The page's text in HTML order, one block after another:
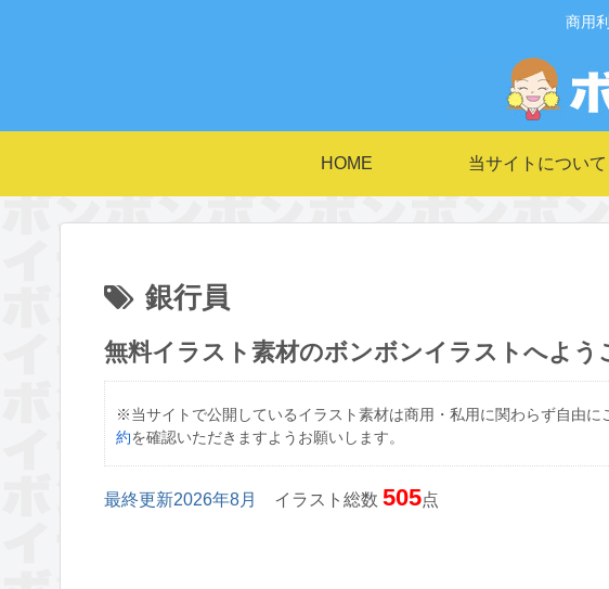
商用
HOME 当サイトについて
銀行員
無料イラスト素材のボンボンイラストへよう
※当サイトで公開しているイラスト素材は商用・私用に関わらず自由に
約を確認いただきますようお願いします。
最終更新2026年8月 イラスト総数 505点